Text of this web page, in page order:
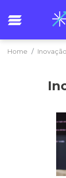
Home Inovação